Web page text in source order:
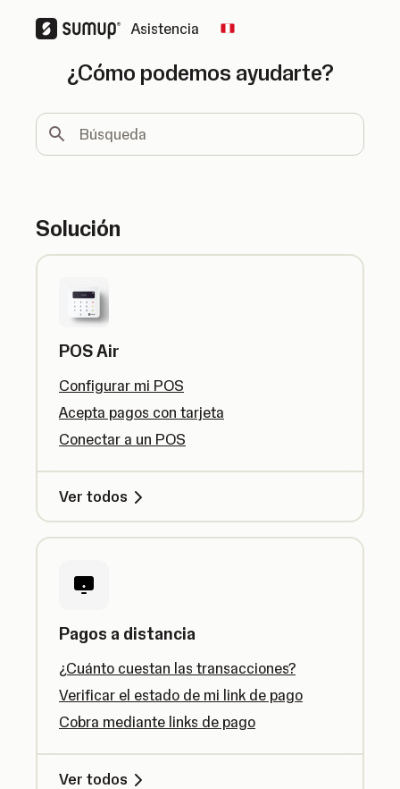
Asistencia Change country
¿Cómo podemos ayudarte?
Búsqueda
Solución
POS Air
Configurar mi POS
Acepta pagos con tarjeta
Conectar a un POS
Ver todos
Pagos a distancia
¿Cuánto cuestan las transacciones?
Verificar el estado de mi link de pago
Cobra mediante links de pago
Ver todos